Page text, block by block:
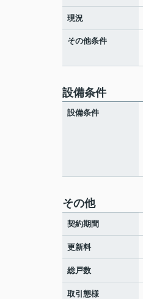
現況
その他条件
設備条件
設備条件
その他
契約期間
更新料
総戸数
取引態様